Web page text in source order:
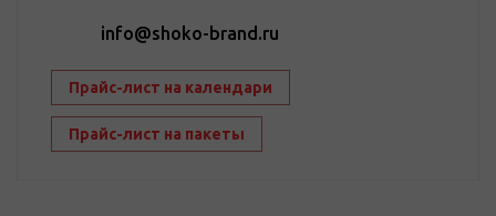
info@shoko-brand.ru
Прайс-лист на календари
Прайс-лист на пакеты